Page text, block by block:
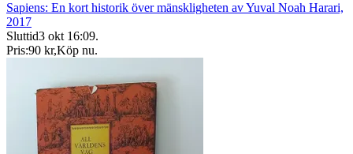
Sapiens: En kort historik över mänskligheten av Yuval Noah Harari,
2017
Sluttid3 okt 16:09.
Pris:90 kr,Köp nu.